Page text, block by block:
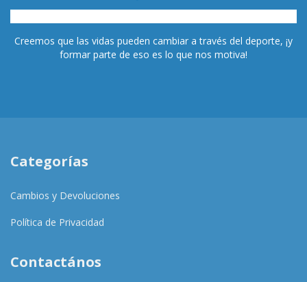
Creemos que las vidas pueden cambiar a través del deporte, ¡y
formar parte de eso es lo que nos motiva!
Categorías
Cambios y Devoluciones
Política de Privacidad
Contactános